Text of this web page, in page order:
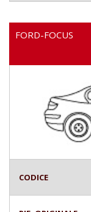
FORD-FOCUS
CODICE